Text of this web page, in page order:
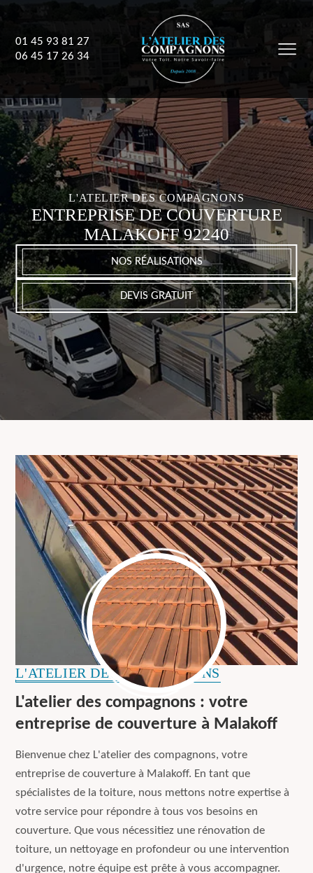
01 45 93 81 27
06 45 17 26 34
L'ATELIER DES COMPAGNONS
ENTREPRISE DE COUVERTURE
MALAKOFF 92240
NOS RÉALISATIONS
DEVIS GRATUIT
L'ATELIER DES COMPAGNONS
L'atelier des compagnons : votre
entreprise de couverture à Malakoff
Bienvenue chez L'atelier des compagnons, votre
entreprise de couverture à Malakoff. En tant que
spécialistes de la toiture, nous mettons notre expertise à
votre service pour répondre à tous vos besoins en
couverture. Que vous nécessitiez une rénovation de
toiture, un nettoyage en profondeur ou une intervention
d'urgence, notre équipe est prête à vous accompagner.